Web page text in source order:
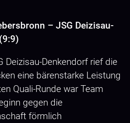
– JSG Deizisau-
Deizisau-Denkendorf rief die
eine bärenstarke Leistung
Quali-Runde war Team
gegen die
förmlich